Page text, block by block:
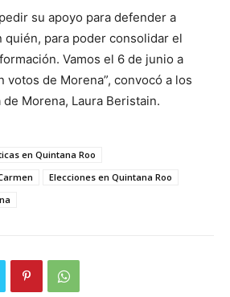
su apoyo para defender a
quién, para poder consolidar el
Vamos el 6 de junio a
votos de Morena”, convocó a los
Morena, Laura Beristain.
en Quintana Roo
Elecciones en Quintana Roo